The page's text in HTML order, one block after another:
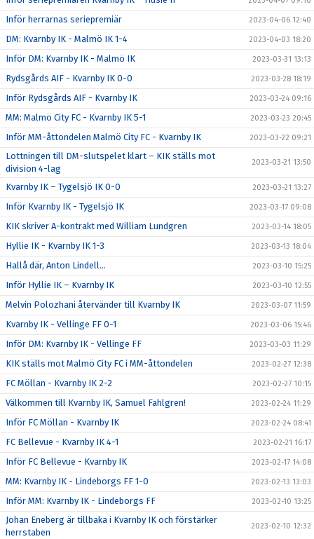
Inför herrarnas seriepremiär 2023-04-06 12:40
DM: Kvarnby IK - Malmö IK 1-4 2023-04-03 18:20
Inför DM: Kvarnby IK - Malmö IK 2023-03-31 13:13
Rydsgårds AIF - Kvarnby IK 0-0 2023-03-28 18:19
Inför Rydsgårds AIF - Kvarnby IK 2023-03-24 09:16
MM: Malmö City FC - Kvarnby IK 5-1 2023-03-23 20:45
Inför MM-åttondelen Malmö City FC - Kvarnby IK 2023-03-22 09:21
Lottningen till DM-slutspelet klart – KIK ställs mot
division 4-lag
2023-03-21 13:50
Kvarnby IK – Tygelsjö IK 0-0 2023-03-21 13:27
Inför Kvarnby IK - Tygelsjö IK 2023-03-17 09:08
KIK skriver A-kontrakt med William Lundgren 2023-03-14 18:05
Hyllie IK - Kvarnby IK 1-3 2023-03-13 18:04
Hallå där, Anton Lindell… 2023-03-10 15:25
Inför Hyllie IK – Kvarnby IK 2023-03-10 12:55
Melvin Polozhani återvänder till Kvarnby IK 2023-03-07 11:59
Kvarnby IK - Vellinge FF 0-1 2023-03-06 15:46
Inför DM: Kvarnby IK - Vellinge FF 2023-03-03 11:29
KIK ställs mot Malmö City FC i MM-åttondelen 2023-02-27 12:38
FC Möllan - Kvarnby IK 2-2 2023-02-27 10:15
Välkommen till Kvarnby IK, Samuel Fahlgren! 2023-02-24 11:29
Inför FC Möllan - Kvarnby IK 2023-02-24 08:41
FC Bellevue - Kvarnby IK 4-1 2023-02-21 16:17
Inför FC Bellevue - Kvarnby IK 2023-02-17 14:08
MM: Kvarnby IK - Lindeborgs FF 1-0 2023-02-13 13:03
Inför MM: Kvarnby IK - Lindeborgs FF 2023-02-10 13:25
Johan Eneberg är tillbaka i Kvarnby IK och förstärker
herrstaben
2023-02-10 12:32